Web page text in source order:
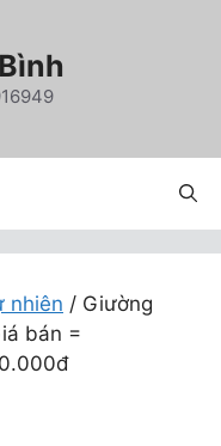
nhiên / Giường
bán =